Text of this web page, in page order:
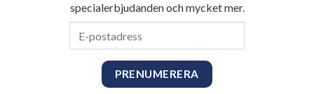
specialerbjudanden och mycket mer.